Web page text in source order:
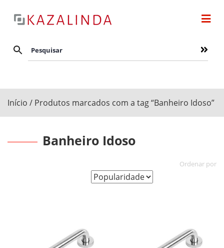
Início / Produtos marcados com a tag “Banheiro Idoso”
Banheiro Idoso